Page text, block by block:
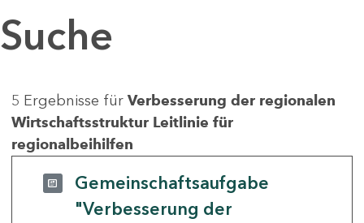
Suche
5 Ergebnisse für Verbesserung der regionalen
Wirtschaftsstruktur Leitlinie für
regionalbeihilfen
Gemeinschaftsaufgabe
"Verbesserung der